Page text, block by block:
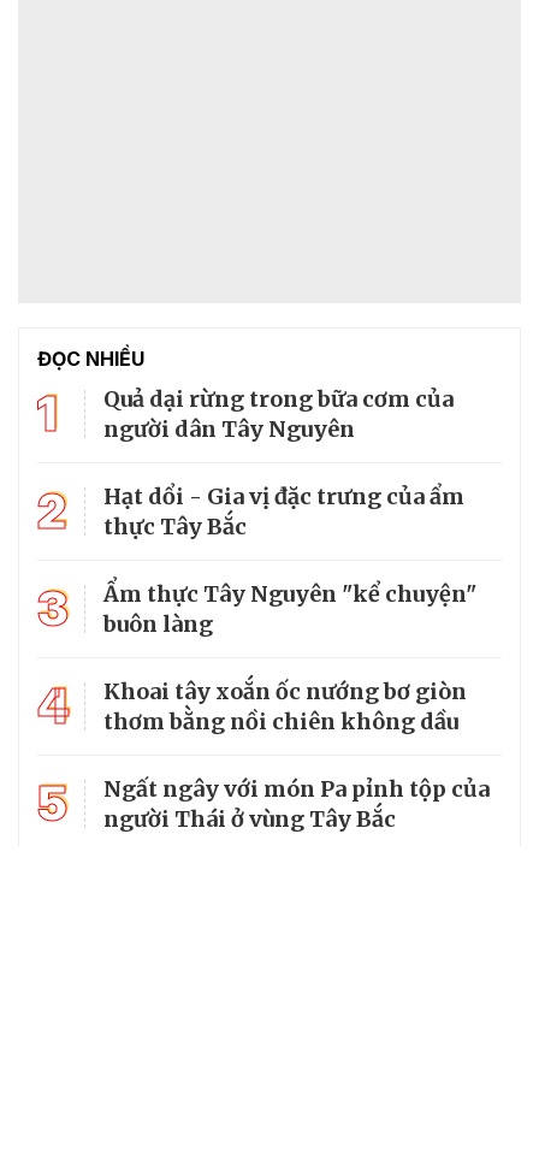
ĐỌC NHIỀU
1
Quả dại rừng trong bữa cơm của
người dân Tây Nguyên
2
Hạt dổi - Gia vị đặc trưng của ẩm
thực Tây Bắc
3
Ẩm thực Tây Nguyên "kể chuyện"
buôn làng
4
Khoai tây xoắn ốc nướng bơ giòn
thơm bằng nồi chiên không dầu
5
Ngất ngây với món Pa pỉnh tộp của
người Thái ở vùng Tây Bắc